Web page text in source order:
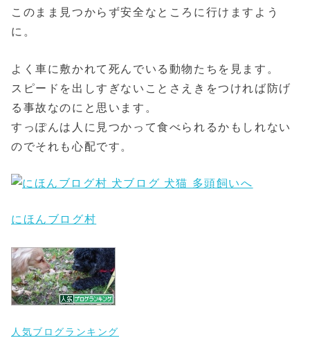
このまま見つからず安全なところに行けますよう
に。
よく車に敷かれて死んでいる動物たちを見ます。
スピードを出しすぎないことさえきをつければ防げ
る事故なのにと思います。
すっぽんは人に見つかって食べられるかもしれない
のでそれも心配です。
にほんブログ村
人気ブログランキング